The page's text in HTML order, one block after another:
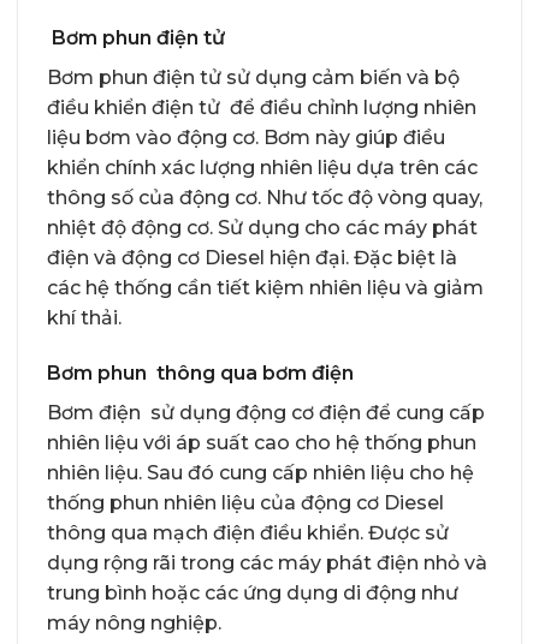
Bơm phun điện tử
Bơm phun điện tử sử dụng cảm biến và bộ
điều khiển điện tử để điều chỉnh lượng nhiên
liệu bơm vào động cơ. Bơm này giúp điều
khiển chính xác lượng nhiên liệu dựa trên các
thông số của động cơ. Như tốc độ vòng quay,
nhiệt độ động cơ. Sử dụng cho các máy phát
điện và động cơ Diesel hiện đại. Đặc biệt là
các hệ thống cần tiết kiệm nhiên liệu và giảm
khí thải.
Bơm phun thông qua bơm điện
Bơm điện sử dụng động cơ điện để cung cấp
nhiên liệu với áp suất cao cho hệ thống phun
nhiên liệu. Sau đó cung cấp nhiên liệu cho hệ
thống phun nhiên liệu của động cơ Diesel
thông qua mạch điện điều khiển. Được sử
dụng rộng rãi trong các máy phát điện nhỏ và
trung bình hoặc các ứng dụng di động như
máy nông nghiệp.